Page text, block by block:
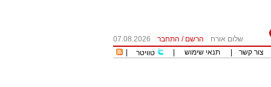
שלום אורח הרשם / התחבר
07.08.2026
צור קשר תנאי שימוש טוויטר